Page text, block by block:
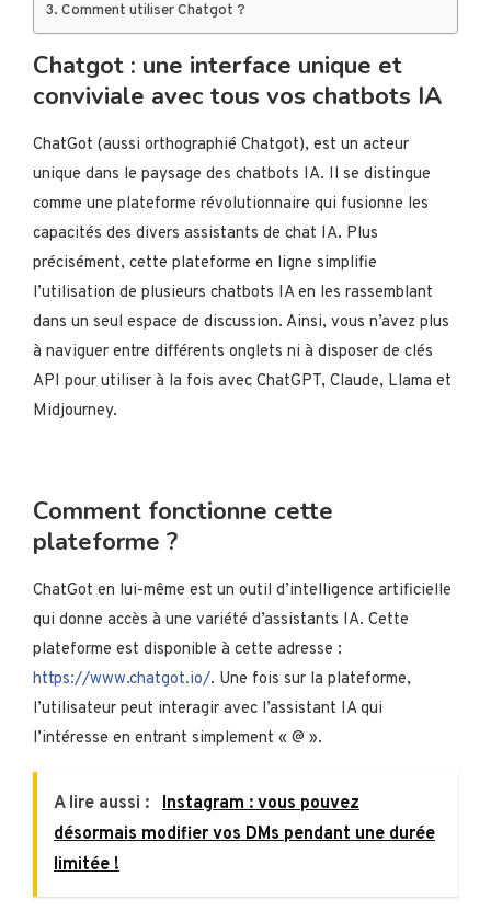
Comment utiliser Chatgot ?
Chatgot : une interface unique et
conviviale avec tous vos chatbots IA
ChatGot (aussi orthographié Chatgot), est un acteur
unique dans le paysage des chatbots IA. Il se distingue
comme une plateforme révolutionnaire qui fusionne les
capacités des divers assistants de chat IA. Plus
précisément, cette plateforme en ligne simplifie
l’utilisation de plusieurs chatbots IA en les rassemblant
dans un seul espace de discussion. Ainsi, vous n’avez plus
à naviguer entre différents onglets ni à disposer de clés
API pour utiliser à la fois avec ChatGPT, Claude, Llama et
Midjourney.
Comment fonctionne cette
plateforme ?
ChatGot en lui-même est un outil d’intelligence artificielle
qui donne accès à une variété d’assistants IA. Cette
plateforme est disponible à cette adresse :
https://www.chatgot.io/. Une fois sur la plateforme,
l’utilisateur peut interagir avec l’assistant IA qui
l’intéresse en entrant simplement « @ ».
A lire aussi : Instagram : vous pouvez
désormais modifier vos DMs pendant une durée
limitée !